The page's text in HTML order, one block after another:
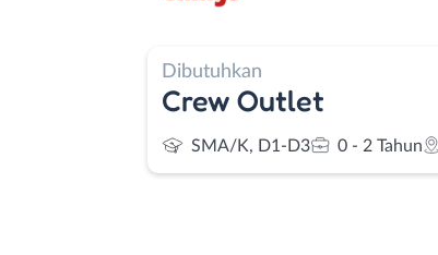
Dibutuhkan
Crew Outlet
SMA/K, D1-D3 0 - 2 Tahun